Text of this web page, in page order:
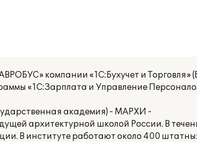
компании «1С:Бухучет и Торговля»
«1С:Зарплата и Управление
академия) - МАРХИ -
архитектурной школой России. В
В институте работают около 400